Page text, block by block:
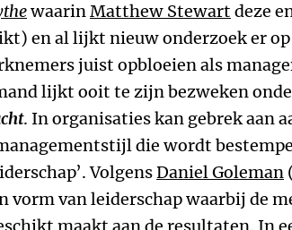
waarinMatthew Stewart deze
en al lijkt nieuw onderzoek er
juist opbloeien als
lijkt ooit te zijn bezweken
. In organisaties kan gebrek aan
die wordt
VolgensDaniel Goleman
vorm van leiderschap waarbij de